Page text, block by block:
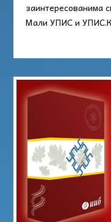
заинтересованима
Мали УПИС и